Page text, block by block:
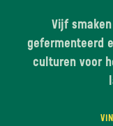
Vijf
gefermenteerd
culturen voor